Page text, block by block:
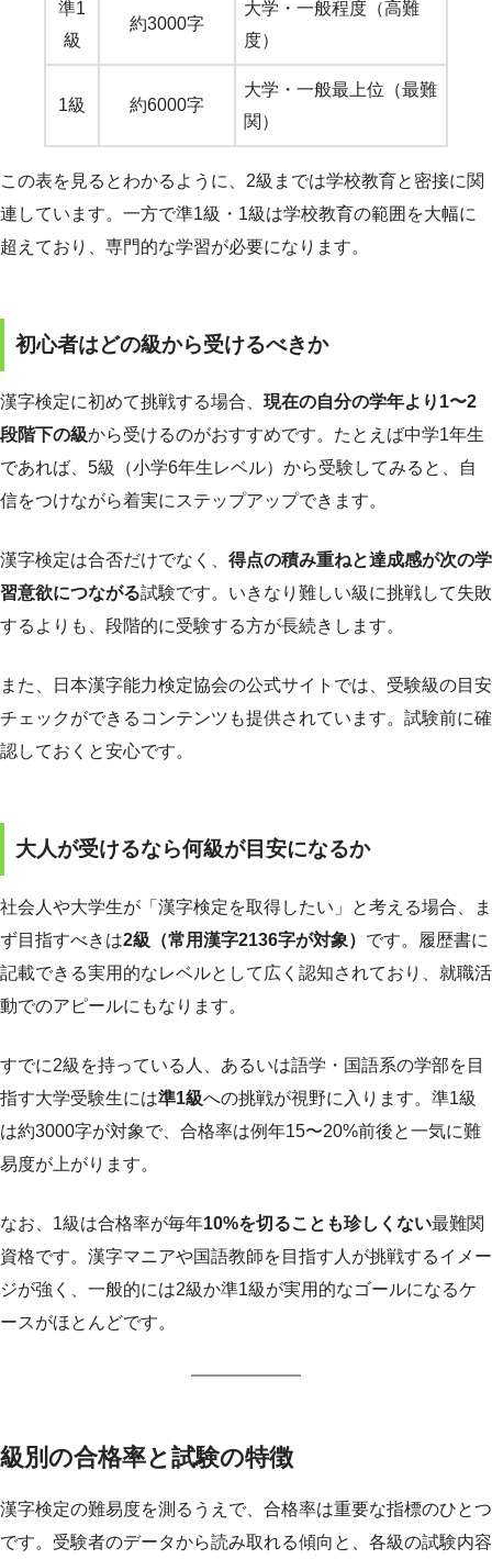
準1
級
約3000字
大学・一般程度（高難
度）
1級 約6000字
大学・一般最上位（最難
関）
この表を見るとわかるように、2級までは学校教育と密接に関
連しています。一方で準1級・1級は学校教育の範囲を大幅に
超えており、専門的な学習が必要になります。
初心者はどの級から受けるべきか
漢字検定に初めて挑戦する場合、 現在の自分の学年より1〜2
段階下の級から受けるのがおすすめです。たとえば中学1年生
であれば、5級（小学6年生レベル）から受験してみると、自
信をつけながら着実にステップアップできます。
漢字検定は合否だけでなく、 得点の積み重ねと達成感が次の学
習意欲につながる試験です。いきなり難しい級に挑戦して失敗
するよりも、段階的に受験する方が長続きします。
また、日本漢字能力検定協会の公式サイトでは、受験級の目安
チェックができるコンテンツも提供されています。試験前に確
認しておくと安心です。
大人が受けるなら何級が目安になるか
社会人や大学生が「漢字検定を取得したい」と考える場合、ま
ず目指すべきは2級（常用漢字2136字が対象） です。履歴書に
記載できる実用的なレベルとして広く認知されており、就職活
動でのアピールにもなります。
すでに2級を持っている人、あるいは語学・国語系の学部を目
指す大学受験生には準1級への挑戦が視野に入ります。準1級
は約3000字が対象で、合格率は例年15〜20%前後と一気に難
易度が上がります。
なお、1級は合格率が毎年10%を切ることも珍しくない最難関
資格です。漢字マニアや国語教師を目指す人が挑戦するイメー
ジが強く、一般的には2級か準1級が実用的なゴールになるケ
ースがほとんどです。
級別の合格率と試験の特徴
漢字検定の難易度を測るうえで、合格率は重要な指標のひとつ
です。受験者のデータから読み取れる傾向と、各級の試験内容